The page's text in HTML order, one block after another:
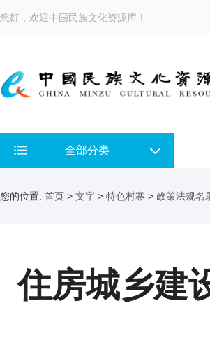
您好，欢迎中国民族文化资源库！
全部分类
您的位置: 首页 > 文字 > 特色村寨 > 政策法规名
住房城乡建